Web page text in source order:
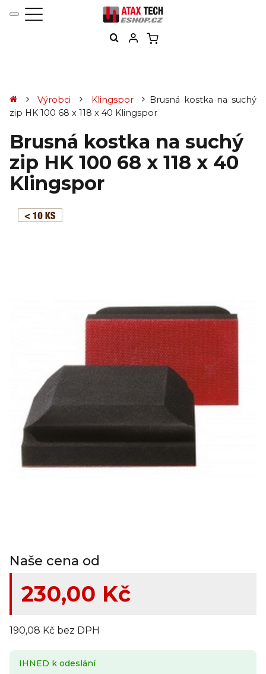
Výrobci Klingspor
Brusná kostka na suchý
zip HK 100 68 x 118 x 40 Klingspor
Brusná kostka na suchý
zip HK 100 68 x 118 x 40
Klingspor
Naše cena od
230,00 Kč
190,08 Kč bez DPH
IHNED k odeslání